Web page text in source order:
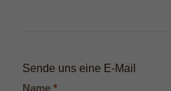
Sende uns eine E-Mail
Name*